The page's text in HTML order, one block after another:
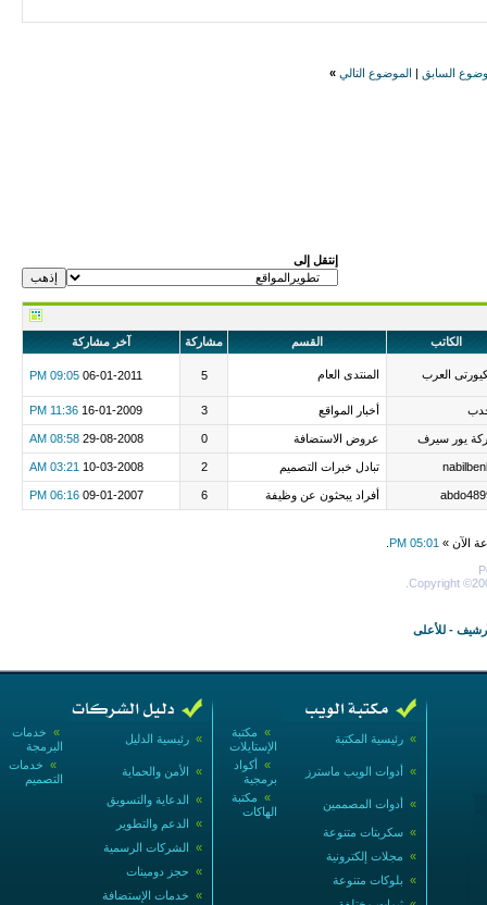
السابق الموضوع التالي »
إنتقل إلى
الكاتب القسم مشاركة آخر مشاركة
العرب المنتدى العام 5
06-01-2011
09:05 PM
أخبار المواقع 3
16-01-2009
11:36 PM
يور سيرف عروض الاستضافة 0
29-08-2008
08:58 AM
تبادل خبرات التصميم 2
10-03-2008
03:21 AM
أفراد يبحثون عن وظيفة 6
09-01-2007
06:16 PM
الآن » 05:01 PM
Copyright
- للأعلى
» خدمات
البرمجة
» رئيسية الدليل
» خدمات
التصميم
» الأمن والحماية
» الدعاية والتسويق
» الدعم والتطوير
» الشركات الرسمية
» حجز دومينات
» خدمات الإستضافة
» مكتبة
الإستايلات
» رئيسية المكتبة
» أكواد
برمجية
» أدوات الويب ماسترز
» مكتبة
الهاكات
» أدوات المصممين
» سكربتات متنوعة
» مجلات إلكترونية
» بلوكات متنوعة